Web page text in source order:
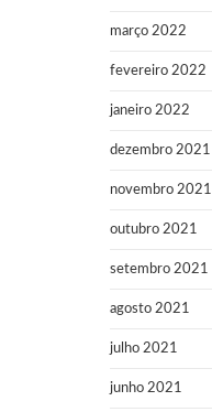
março 2022
fevereiro 2022
janeiro 2022
dezembro 2021
novembro 2021
outubro 2021
setembro 2021
agosto 2021
julho 2021
junho 2021